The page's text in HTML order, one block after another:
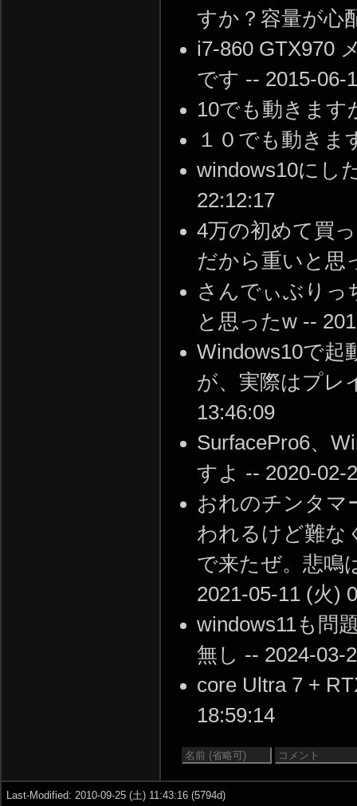
すか？容量が心
i7-860 GTX970
です -- 2015-06-
10でも動きます
１０でも動きま
windows10にし
22:12:17
4万の初めて買
だから重いと思
さんでぃぶりっ
と思ったw --
Windows10で起
が、実際はプレ
13:46:09
SurfacePro6、
すよ -- 2020-02-
おれのチンタマ
われるけど難な
で来たぜ。悲鳴
2021-05-11 (火)
windows11も問
無し -- 2024-03-
core Ultra 7 +
18:59:14
Last-Modified: 2010-09-25 (土) 11:43:16 (5794d)